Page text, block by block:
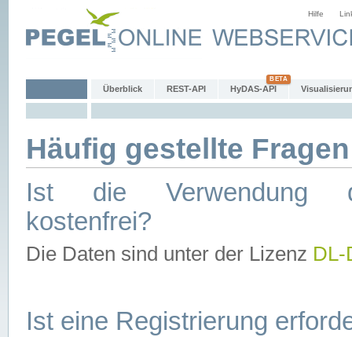
Hilfe
Überblick REST-API HyDAS-API
Häufig gestellte
Ist die Verwendung
kostenfrei?
Die Daten sind unter der Lizenz
Ist eine Registrierung